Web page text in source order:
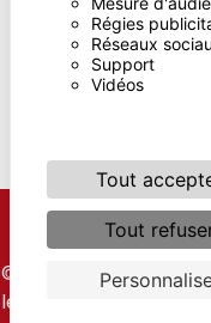
Régies
Réseaux
Support
Vidéos
Tout
Tout
exercer ces droits par
électronique à l'adresse .
être demandé. Nous
de prise de contact puis
aux fins probatoires et de
droit de vous inscrire sur
téléphonique, disponible
Consultez le site cnil.fr
© - 2026 -
légales